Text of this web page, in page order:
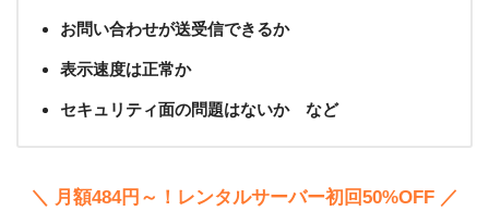
お問い合わせが送受信できるか
表示速度は正常か
セキュリティ面の問題はないか など
＼ 月額484円～！レンタルサーバー初回50%OFF ／